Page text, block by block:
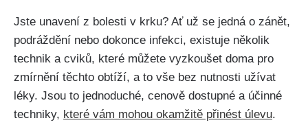
Jste unavení z bolesti v krku? Ať už se‍ jedná o zánět,
podráždění nebo‍ dokonce infekci, existuje několik
technik a cviků, ‌které můžete vyzkoušet doma pro⁣
zmírnění​ těchto⁤ obtíží, a to‌ vše ⁢bez nutnosti užívat
léky. Jsou to‍ jednoduché,⁤ cenově dostupné a​ účinné
techniky, které vám mohou okamžitě⁣ přinést úlevu.